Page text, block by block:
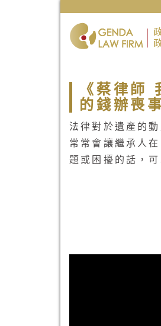
《蔡律師
的錢辦喪
法律對於遺產的
常常會讓繼承人
題或困擾的話，